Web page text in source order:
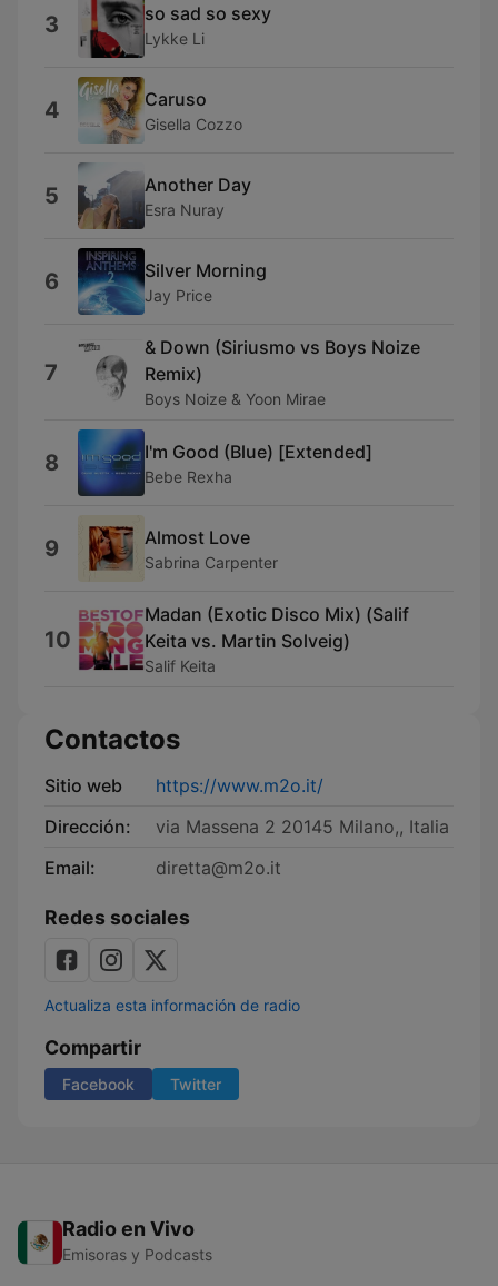
3 so sad so sexy
Lykke Li
4 Caruso
Gisella Cozzo
5 Another Day
Esra Nuray
6 Silver Morning
Jay Price
7
& Down (Siriusmo vs Boys Noize
Remix)
Boys Noize & Yoon Mirae
8 I'm Good (Blue) [Extended]
Bebe Rexha
9 Almost Love
Sabrina Carpenter
10
Madan (Exotic Disco Mix) (Salif
Keita vs. Martin Solveig)
Salif Keita
Contactos
Sitio web
https://www.m2o.it/
Dirección:
via Massena 2 20145 Milano,, Italia
Email:
diretta@m2o.it
Redes sociales
Actualiza esta información de radio
Compartir
Facebook Twitter
Radio en Vivo
Emisoras y Podcasts